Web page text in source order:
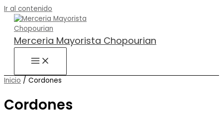
Ir al contenido
Merceria Mayorista Chopourian
Inicio / Cordones
Cordones